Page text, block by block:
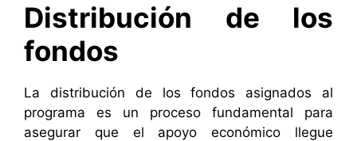
Distribución de los
fondos
La distribución de los fondos asignados al
programa es un proceso fundamental para
asegurar que el apoyo económico llegue